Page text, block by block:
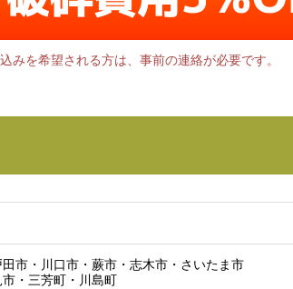
みを希望される方は、事前の連絡が必要です。
市・川口市・蕨市・志木市・さいたま市
・三芳町・川島町